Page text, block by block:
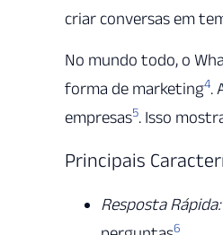
criar conversas em
No mundo todo, o
forma de marketing4.
empresas5. Isso
Principais
Resposta Rápida:
6